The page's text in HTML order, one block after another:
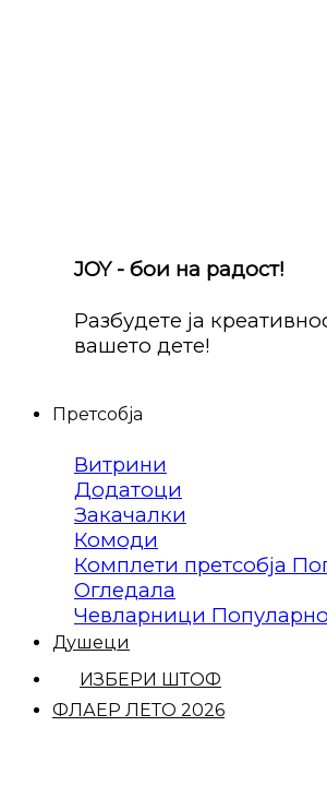
JOY - бои на радост!
Разбудете ја
вашето дете!
Претсобја
Витрини
Додатоци
Закачалки
Комоди
Комплети претсобја
Огледала
Чевларници
Душеци
ИЗБЕРИ ШТОФ
ФЛАЕР ЛЕТО 2026